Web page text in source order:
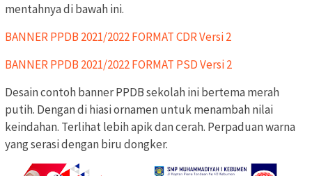
mentahnya di bawah ini.
BANNER PPDB 2021/2022 FORMAT CDR Versi 2
BANNER PPDB 2021/2022 FORMAT PSD Versi 2
Desain contoh banner PPDB sekolah ini bertema merah
putih. Dengan di hiasi ornamen untuk menambah nilai
keindahan. Terlihat lebih apik dan cerah. Perpaduan warna
yang serasi dengan biru dongker.